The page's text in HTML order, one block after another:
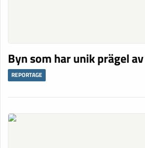
Byn som har unik prägel
REPORTAGE